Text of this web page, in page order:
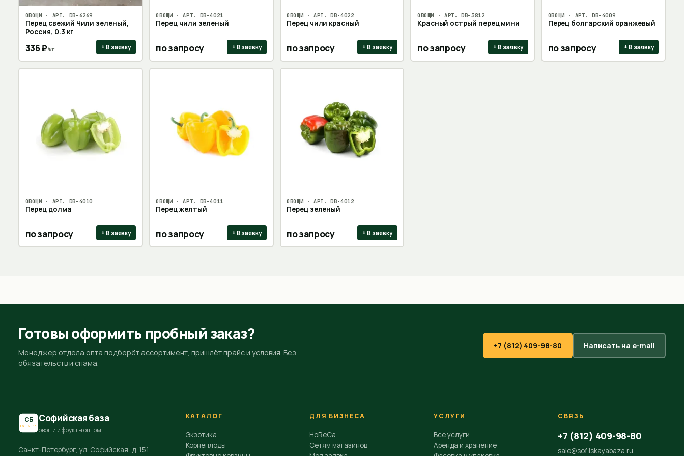
ОВОЩИ · АРТ. DB-6269
Перец свежий Чили зеленый,
Россия, 0.3 кг
336₽/кг + В заявку
ОВОЩИ · АРТ. DB-4021
Перец чили зеленый
по запросу + В заявку
ОВОЩИ · АРТ.DB-4022
Перец чили красный
по запросу + В заявку
ОВОЩИ · АРТ.DB-3812
Красный острый перец мини
по запросу + В заявку
ОВОЩИ · АРТ. DB-4009
Перец болгарский оранжевый
по запросу + В заявку
ОВОЩИ · АРТ. DB-4010
Перец долма
по запросу + В заявку
ОВОЩИ · АРТ. DB-4011
Перец желтый
по запросу + В заявку
ОВОЩИ · АРТ.DB-4012
Перец зеленый
по запросу + В заявку
Готовы оформить пробный заказ?
Менеджер отдела опта подберёт ассортимент, пришлёт прайс и условия. Без
обязательств и спама.
+7 (812) 409-98-80 Написать на e-mail
СБ
EST.2015
Софийская база
овощи и фрукты оптом
Санкт-Петербург, ул. Софийская, д. 151
КАТАЛОГ
Экзотика
Корнеплоды
ДЛЯ БИЗНЕСА
HoReCa
Сетям магазинов
УСЛУГИ
Все услуги
Аренда и хранение
СВЯЗЬ
+7 (812) 409-98-80
sale@sofiiskayabaza.ru